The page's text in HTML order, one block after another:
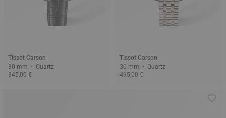
Tissot Carson
30 mm • Quartz
345,00 €
Tissot Carson
30 mm • Quartz
495,00 €